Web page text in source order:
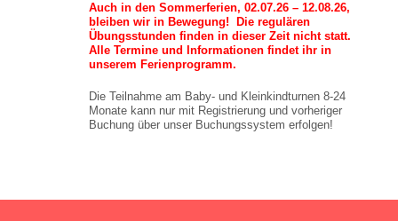
Auch in den Sommerferien, 02.07.26 – 12.08.26,
bleiben wir in Bewegung!
Die regulären
Übungsstunden finden in dieser Zeit nicht statt.
Alle Termine und Informationen findet ihr in
unserem Ferienprogramm.
Die Teilnahme am Baby- und Kleinkindturnen 8-24
Monate kann nur mit Registrierung und vorheriger
Buchung über unser Buchungssystem erfolgen!